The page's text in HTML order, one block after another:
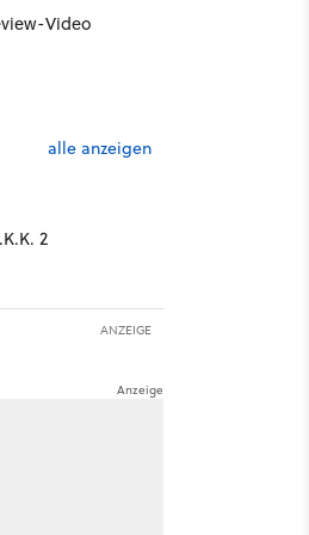
Video
alle anzeigen
2
ANZEIGE